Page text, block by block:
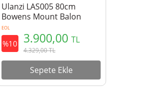
Ulanzi LAS005 80cm
Bowens Mount Balon
Softbox
EOL
%10 3.900,00TL
4.329,00TL
Sepete Ekle